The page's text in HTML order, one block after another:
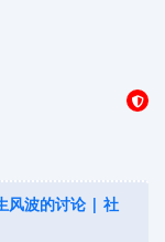
风波的讨论 | 社